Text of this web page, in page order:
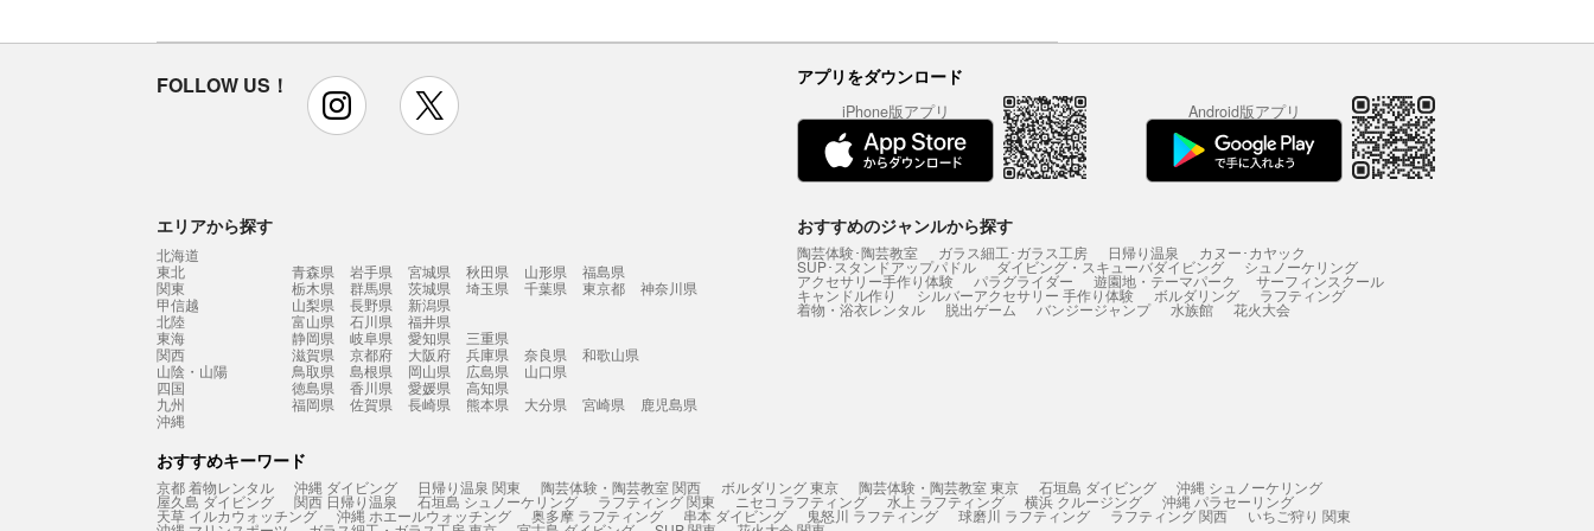
FOLLOW US！ instagram アプリをダウンロード
iPhone版アプリ Android版アプリ
エリアから探す
北海道
東北
青森県 岩手県 宮城県 秋田県 山形県
福島県
関東
栃木県 群馬県 茨城県 埼玉県 千葉県 東京都
神奈川県
甲信越
山梨県 長野県
新潟県
北陸
富山県 石川県
福井県
東海
静岡県 岐阜県 愛知県
三重県
関西
滋賀県 京都府 大阪府 兵庫県 奈良県
和歌山県
山陰・山陽
鳥取県 島根県 岡山県 広島県
山口県
四国
徳島県 香川県 愛媛県
高知県
九州
福岡県 佐賀県 長崎県 熊本県 大分県 宮崎県
鹿児島県
沖縄
おすすめのジャンルから探す
陶芸体験･陶芸教室 ガラス細工･ガラス工房 日帰り温泉 カヌー･カヤック
SUP･スタンドアップパドル ダイビング・スキューバダイビング シュノーケリング
アクセサリー手作り体験 パラグライダー 遊園地・テーマパーク サーフィンスクール
キャンドル作り シルバーアクセサリー 手作り体験 ボルダリング ラフティング
着物・浴衣レンタル 脱出ゲーム バンジージャンプ 水族館 花火大会
おすすめキーワード
京都 着物レンタル 沖縄 ダイビング 日帰り温泉 関東 陶芸体験・陶芸教室 関西 ボルダリング 東京 陶芸体験・陶芸教室 東京 石垣島 ダイビング 沖縄 シュノーケリング
屋久島 ダイビング 関西 日帰り温泉 石垣島 シュノーケリング ラフティング 関東 ニセコ ラフティング 水上 ラフティング 横浜 クルージング 沖縄 パラセーリング
天草 イルカウォッチング 沖縄 ホエールウォッチング 奥多摩 ラフティング 串本 ダイビング 鬼怒川 ラフティング 球磨川 ラフティング ラフティング 関西 いちご狩り 関東